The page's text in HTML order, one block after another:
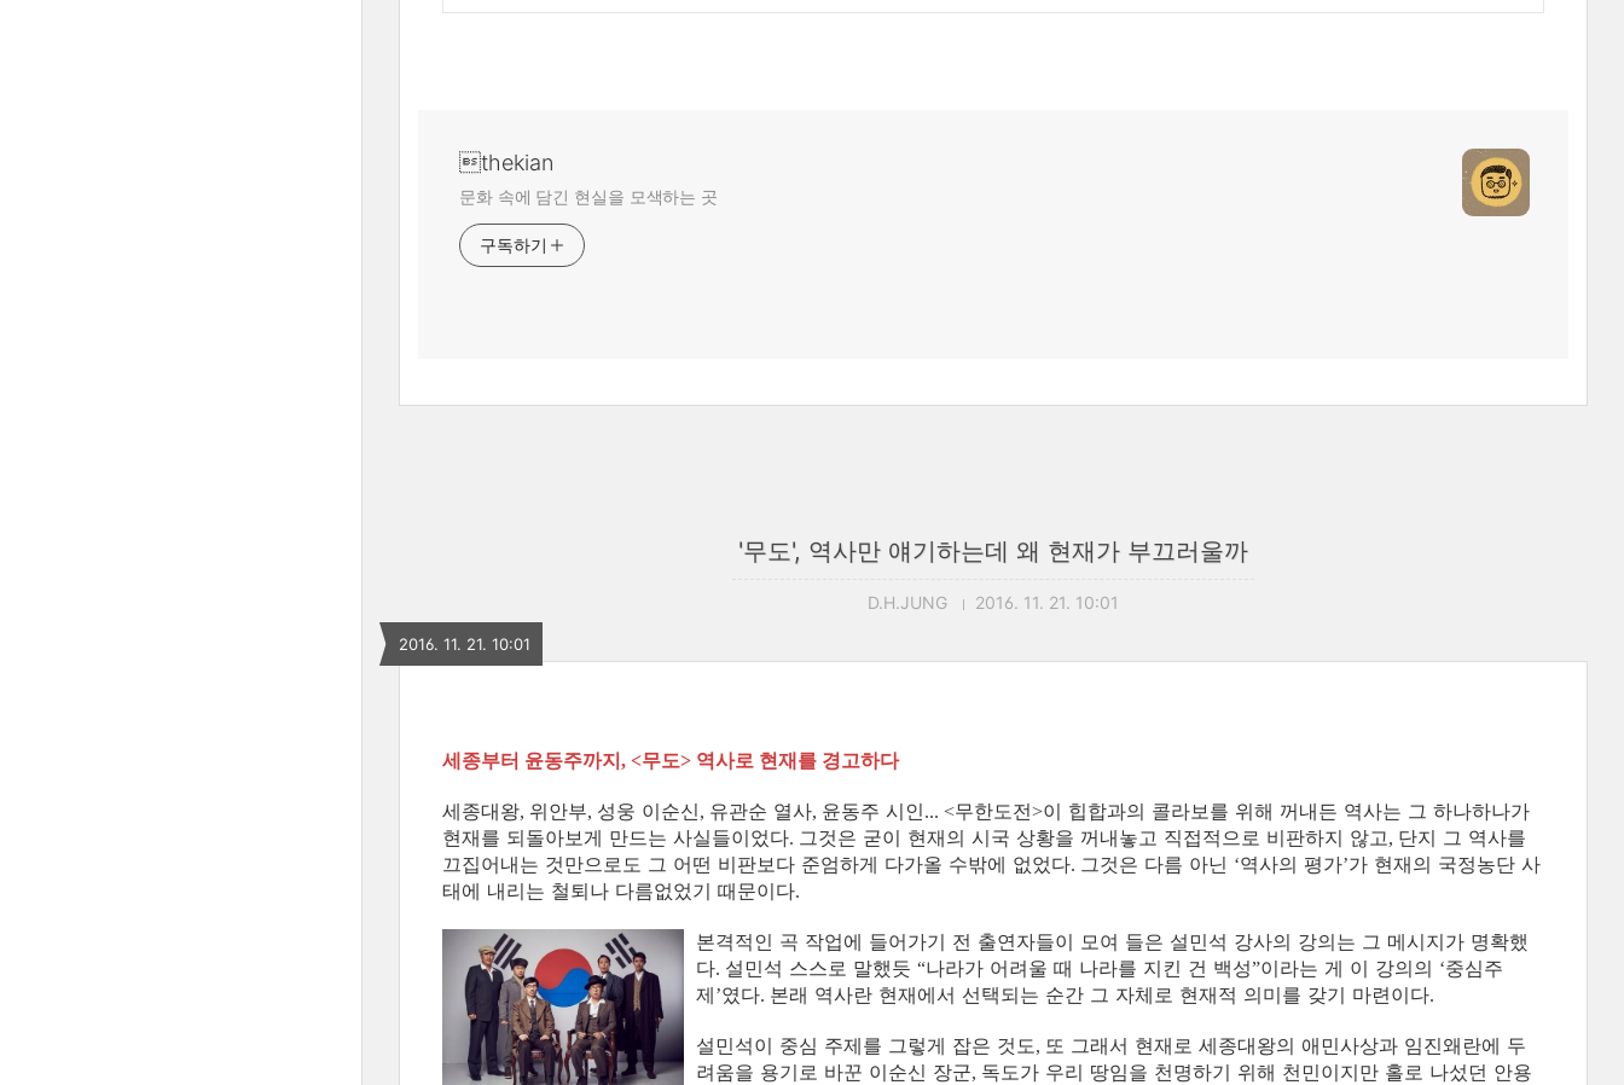
thekian
문화 속에 담긴 현실을 모색하는 곳
구독하기
'무도', 역사만 얘기하는데 왜 현재가 부끄러울까
D.H.JUNG 2016. 11. 21. 10:01
2016. 11. 21. 10:01
세종부터 윤동주까지, <무도> 역사로 현재를 경고하다
세종대왕, 위안부, 성웅 이순신, 유관순 열사, 윤동주 시인... <무한도전>이 힙합과의 콜라보를 위해 꺼내든 역사는 그 하나하나가
현재를 되돌아보게 만드는 사실들이었다. 그것은 굳이 현재의 시국 상황을 꺼내놓고 직접적으로 비판하지 않고, 단지 그 역사를
끄집어내는 것만으로도 그 어떤 비판보다 준엄하게 다가올 수밖에 없었다. 그것은 다름 아닌 ‘역사의 평가’가 현재의 국정농단 사
태에 내리는 철퇴나 다름없었기 때문이다.
본격적인 곡 작업에 들어가기 전 출연자들이 모여 들은 설민석 강사의 강의는 그 메시지가 명확했
다. 설민석 스스로 말했듯 “나라가 어려울 때 나라를 지킨 건 백성”이라는 게 이 강의의 ‘중심주
제’였다. 본래 역사란 현재에서 선택되는 순간 그 자체로 현재적 의미를 갖기 마련이다.
설민석이 중심 주제를 그렇게 잡은 것도, 또 그래서 현재로 세종대왕의 애민사상과 임진왜란에 두
려움을 용기로 바꾼 이순신 장군, 독도가 우리 땅임을 천명하기 위해 천민이지만 홀로 나섰던 안용